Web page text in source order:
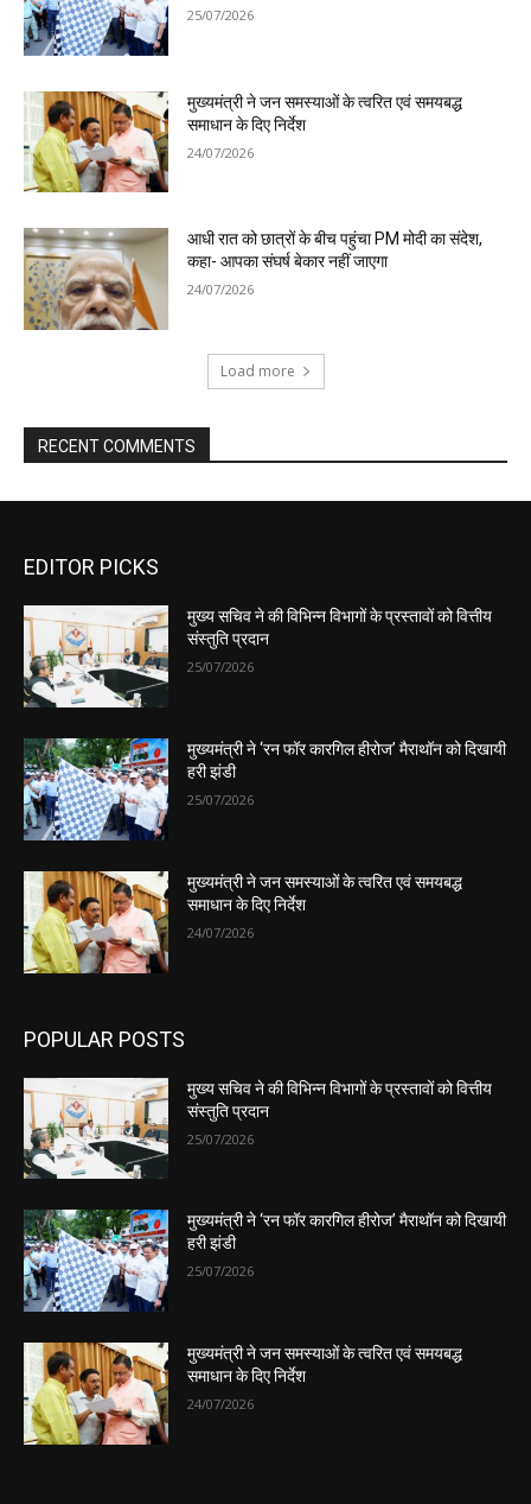
EDITOR PICKS
मुख्य सचिव ने की विभिन्न विभागों के प्रस्तावों को वित्तीय
संस्तुति प्रदान
25/07/2026
मुख्यमंत्री ने ‘रन फॉर कारगिल हीरोज’ मैराथॉन को दिखायी
हरी झंडी
25/07/2026
मुख्यमंत्री ने जन समस्याओं के त्वरित एवं समयबद्ध
समाधान के दिए निर्देश
24/07/2026
POPULAR POSTS
मुख्य सचिव ने की विभिन्न विभागों के प्रस्तावों को वित्तीय
संस्तुति प्रदान
25/07/2026
मुख्यमंत्री ने ‘रन फॉर कारगिल हीरोज’ मैराथॉन को दिखायी
हरी झंडी
25/07/2026
मुख्यमंत्री ने जन समस्याओं के त्वरित एवं समयबद्ध
समाधान के दिए निर्देश
24/07/2026